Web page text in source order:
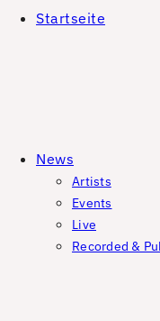
Startseite
News
Artists
Events
Live
Recorded &